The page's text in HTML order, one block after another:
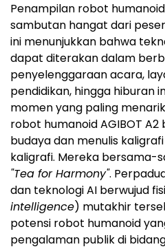
Penampilan robot
sambutan hangat dari
ini menunjukkan bahwa
dapat diterakan dalam
penyelenggaraan acara,
pendidikan, hingga hiburan
momen yang paling
robot humanoid AGIBOT
budaya dan menulis
kaligrafi. Mereka bersama-
"Tea for Harmony".
dan teknologi AI berwujud
intelligence) mutakhir
potensi robot humanoid
pengalaman publik di